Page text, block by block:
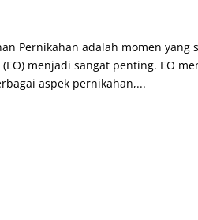
Pernikahan adalah momen
menjadi sangat penting. EO
aspek pernikahan,...